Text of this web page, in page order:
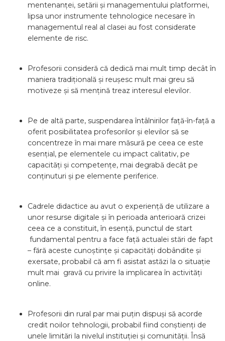
mentenanței, setării și managementului platformei,
lipsa unor instrumente tehnologice necesare în
managementul real al clasei au fost considerate
elemente de risc.
Profesorii consideră că dedică mai mult timp decât în
maniera tradițională și reușesc mult mai greu să
motiveze și să mențină treaz interesul elevilor.
Pe de altă parte, suspendarea întâlnirilor față-în-față a
oferit posibilitatea profesorilor și elevilor să se
concentreze în mai mare măsură pe ceea ce este
esențial, pe elementele cu impact calitativ, pe
capacități și competențe, mai degrabă decât pe
conținuturi și pe elemente periferice.
Cadrele didactice au avut o experiență de utilizare a
unor resurse digitale și în perioada anterioară crizei
ceea ce a constituit, în esență, punctul de start
fundamental pentru a face față actualei stări de fapt
– fără aceste cunoștințe și capacități dobândite și
exersate, probabil că am fi asistat astăzi la o situație
mult mai gravă cu privire la implicarea în activități
online.
Profesorii din rural par mai puțin dispuși să acorde
credit noilor tehnologii, probabil fiind conștienți de
unele limitări la nivelul instituției și comunității. Însă